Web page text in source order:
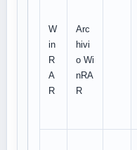
W
in
R
A
R
Arc
hivi
o Wi
nRA
R